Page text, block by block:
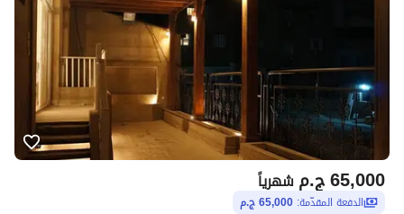
ج.م65,000 شهرياً
الدفعة المقدّمة: 65,000 ج.م